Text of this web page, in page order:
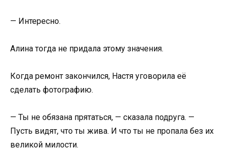
— Интересно.
Алина тогда не придала этому значения.
Когда ремонт закончился, Настя уговорила её
сделать фотографию.
— Ты не обязана прятаться, — сказала подруга. —
Пусть видят, что ты жива. И что ты не пропала без их
великой милости.